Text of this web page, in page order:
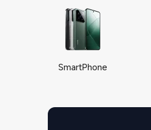
SmartPhone